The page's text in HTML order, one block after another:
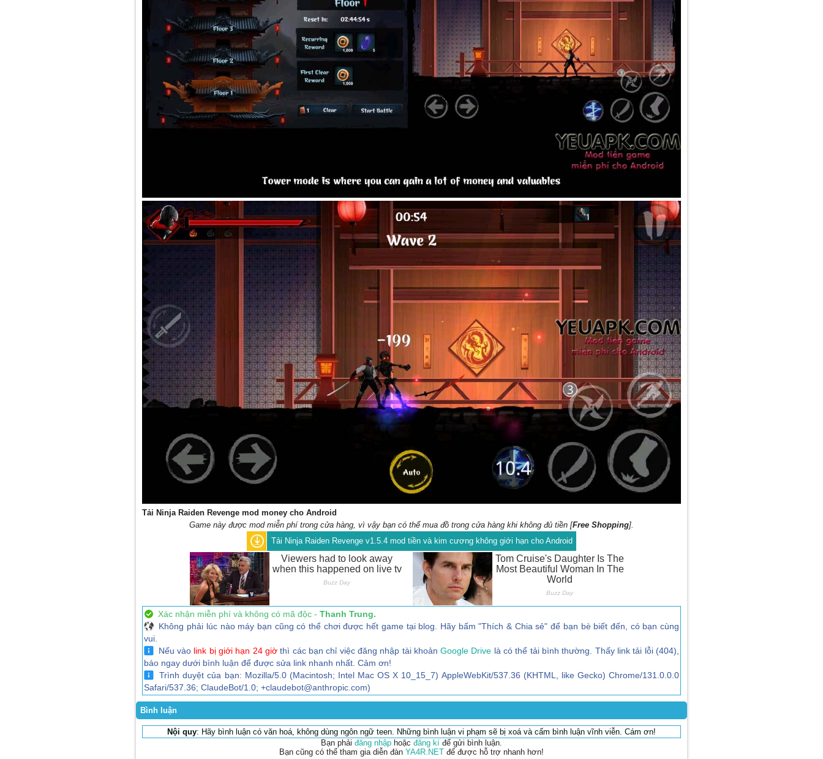
Tải Ninja Raiden Revenge mod money cho Android
Game này được mod miễn phí trong cửa hàng, vì vậy bạn có thể mua đồ trong cửa hàng khi không đủ tiền [Free Shopping].
Tải Ninja Raiden Revenge v1.5.4 mod tiền và kim cương không giới hạn cho Android
Xác nhận miễn phí và không có mã độc - Thanh Trung.
Không phải lúc nào máy bạn cũng có thể chơi được hết game tại blog. Hãy bấm "Thích & Chia sẻ" để bạn bè biết đến, có bạn cùng
vui.
Nếu vào link bị giới hạn 24 giờthì các bạn chỉ việc đăng nhập tài khoảnGoogle Drive là có thể tải bình thường. Thấy link tải lỗi (404),
báo ngay dưới bình luận để được sửa link nhanh nhất. Cảm ơn!
Trình duyệt của bạn: Mozilla/5.0 (Macintosh; Intel Mac OS X 10_15_7) AppleWebKit/537.36 (KHTML, like Gecko) Chrome/131.0.0.0
Safari/537.36; ClaudeBot/1.0; +claudebot@anthropic.com)
Bình luận
Nội quy: Hãy bình luận có văn hoá, không dùng ngôn ngữ teen. Những bình luận vi phạm sẽ bị xoá và cấm bình luận vĩnh viễn. Cám ơn!
Bạn phải đăng nhập hoặc đăng kí để gửi bình luận.
Bạn cũng có thể tham gia diễn đàn YA4R.NET để được hỗ trợ nhanh hơn!